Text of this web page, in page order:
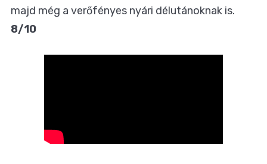
majd még a verőfényes nyári délutánoknak is.
8/10